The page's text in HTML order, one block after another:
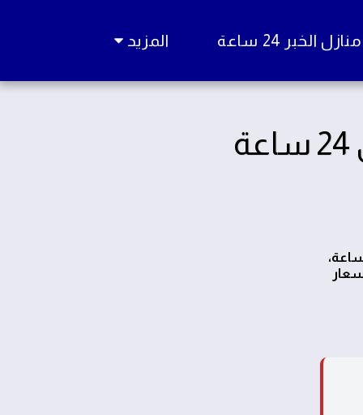
الخبر 24 ساعة المزيد
سباك في حي الجلوية، فنحن هنا لتلبية احتياجاتك! نقدم خدمات سباك متنقل فوري على مدار 24 ساعة،